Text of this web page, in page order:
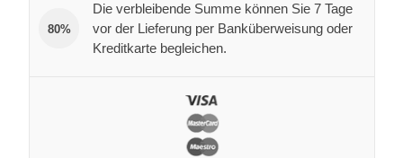
80%
Die verbleibende Summe können Sie 7 Tage
vor der Lieferung per Banküberweisung oder
Kreditkarte begleichen.